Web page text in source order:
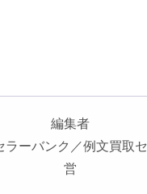
編集者
ラーバンク／例文買取
営